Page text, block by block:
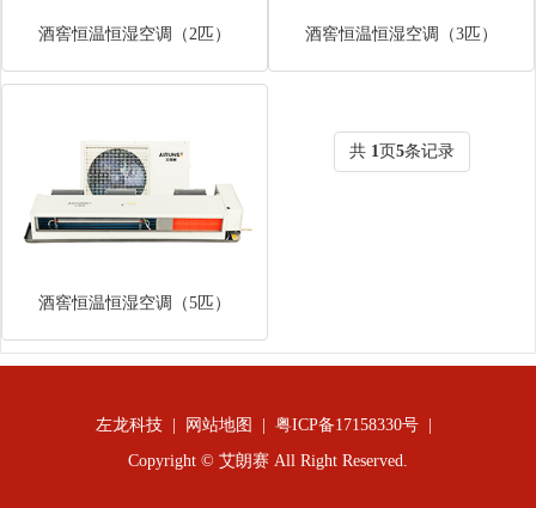
酒窖恒温恒湿空调（2匹） 酒窖恒温恒湿空调（3匹）
酒窖恒温恒湿空调（5匹）
共 1页5条记录
左龙科技| 网站地图 | 粤ICP备17158330号|
Copyright © 艾朗赛 All Right Reserved.